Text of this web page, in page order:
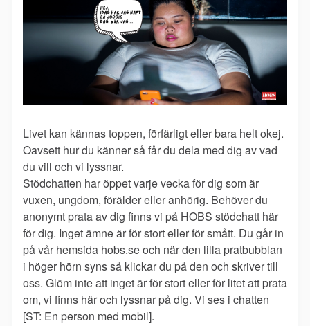
Livet kan kännas toppen, förfärligt eller bara helt okej.
Oavsett hur du känner så får du dela med dig av vad
du vill och vi lyssnar.
Stödchatten har öppet varje vecka för dig som är
vuxen, ungdom, förälder eller anhörig. Behöver du
anonymt prata av dig finns vi på HOBS stödchatt här
för dig. Inget ämne är för stort eller för smått. Du går in
på vår hemsida hobs.se och när den lilla pratbubblan
i höger hörn syns så klickar du på den och skriver till
oss. Glöm inte att inget är för stort eller för litet att prata
om, vi finns här och lyssnar på dig. Vi ses i chatten
[ST: En person med mobil].